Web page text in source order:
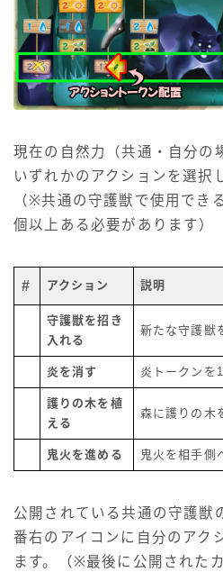
現在の自然力（共通・自分の
いずれかのアクションを選択
（※共通の守護獣で使用でき
個以上ある必要があります）
# アクション 説明
守護獣を招き
入れる
新たな守護獣
炎を消す 炎トークンを
護りの木を植
える
森に護りの木
鬼火を進める 鬼火を相手側
公開されている共通の守護獣
番右のアイコンに自分のアク
ます。（※最後に公開された